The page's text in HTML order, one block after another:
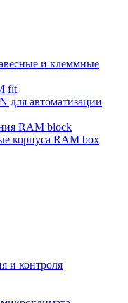
и клеммные
fit
для автоматизации
RAM block
корпуса RAM box
и контроля